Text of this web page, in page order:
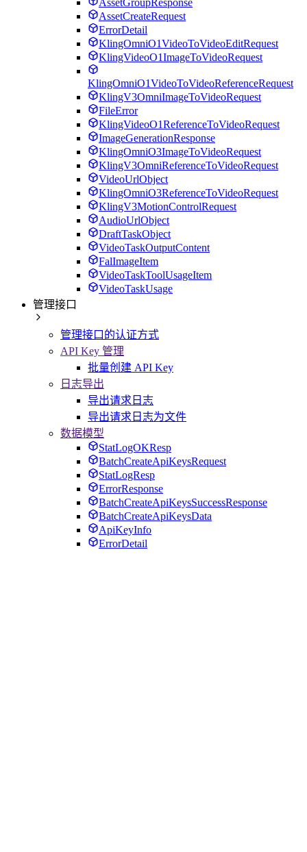
AssetCreateRequest
ErrorDetail
KlingOmniO1VideoToVideoEditRequest
KlingVideoO1ImageToVideoRequest
KlingOmniO1VideoToVideoReferenceRequest
KlingV3OmniImageToVideoRequest
FileError
KlingVideoO1ReferenceToVideoRequest
ImageGenerationResponse
KlingOmniO3ImageToVideoRequest
KlingV3OmniReferenceToVideoRequest
VideoUrlObject
KlingOmniO3ReferenceToVideoRequest
KlingV3MotionControlRequest
AudioUrlObject
DraftTaskObject
VideoTaskOutputContent
FalImageItem
VideoTaskToolUsageItem
VideoTaskUsage
管理接口
管理接口的认证方式
API Key 管理
批量创建 API Key
日志导出
导出请求日志
导出请求日志为文件
数据模型
StatLogOKResp
BatchCreateApiKeysRequest
StatLogResp
ErrorResponse
BatchCreateApiKeysSuccessResponse
BatchCreateApiKeysData
ApiKeyInfo
ErrorDetail